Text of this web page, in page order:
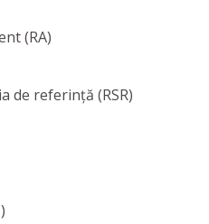
(RA)
de referinţă (RSR)